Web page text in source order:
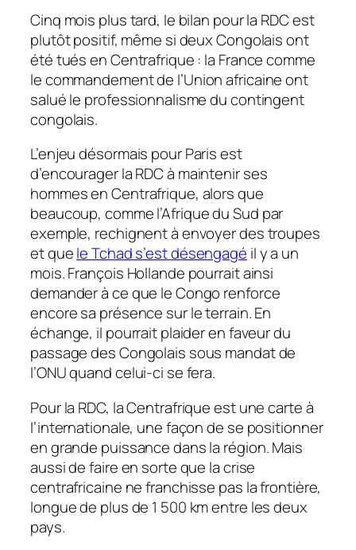
Cinq mois plus tard, le bilan pour la RDC est
plutôt positif, même si deux Congolais ont
été tués en Centrafrique : la France comme
le commandement de l’Union africaine ont
salué le professionnalisme du contingent
congolais.
L’enjeu désormais pour Paris est
d’encourager la RDC à maintenir ses
hommes en Centrafrique, alors que
beaucoup, comme l’Afrique du Sud par
exemple, rechignent à envoyer des troupes
et quele Tchad s’est désengagé il y a un
mois. François Hollande pourrait ainsi
demander à ce que le Congo renforce
encore sa présence sur le terrain. En
échange, il pourrait plaider en faveur du
passage des Congolais sous mandat de
l’ONU quand celui-ci se fera.
Pour la RDC, la Centrafrique est une carte à
l’internationale, une façon de se positionner
en grande puissance dans la région. Mais
aussi de faire en sorte que la crise
centrafricaine ne franchisse pas la frontière,
longue de plus de 1 500 km entre les deux
pays.